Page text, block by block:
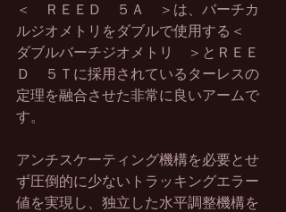
＜　ＲＥＥＤ　５Ａ　＞は、バーチカ
ルジオメトリをダブルで使用する＜
ダブルバーチジオメトリ　＞とＲＥＥ
Ｄ　５Ｔに採用されているターレスの
定理を融合させた非常に良いアームで
す。
アンチスケーティング機構を必要とせ
ず圧倒的に少ないトラッキングエラー
値を実現し、独立した水平調整機構を